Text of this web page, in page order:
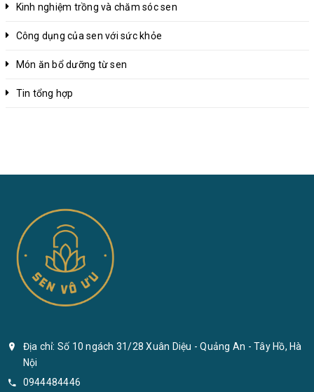
Kinh nghiệm trồng và chăm sóc sen
Công dụng của sen với sức khỏe
Món ăn bổ dưỡng từ sen
Tin tổng hợp
Địa chỉ: Số 10 ngách 31/28 Xuân Diệu - Quảng An - Tây Hồ, Hà
Nội
0944484446